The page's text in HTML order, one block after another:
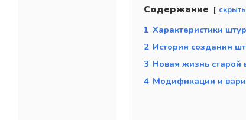
Содержание скрыть
1 Характеристики
2 История создания
3 Новая жизнь старой
4 Модификации и